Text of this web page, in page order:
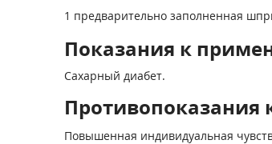
1 предварительно заполненная
Показания к
Сахарный диабет.
Повышенная индивидуальная